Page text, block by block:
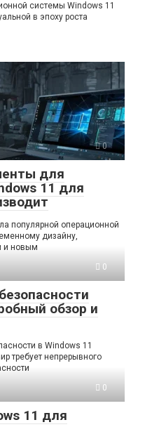
системы Windows 11
в эпоху роста
0
для
11 для
популярной операционной
дизайну,
и новым
0
обзор и
в Windows 11
требует непрерывного
0
11 для